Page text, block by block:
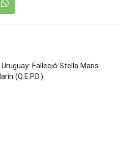
Falleció Stella Maris
(Q.E.P.D.)